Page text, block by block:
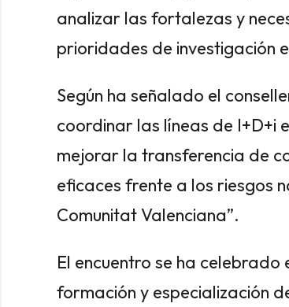
analizar las fortalezas y
prioridades de investigación
Según ha señalado el
coordinar las líneas de I+D+i
mejorar la transferencia de
eficaces frente a los riesgos
Comunitat Valenciana”.
El encuentro se ha
formación y especialización